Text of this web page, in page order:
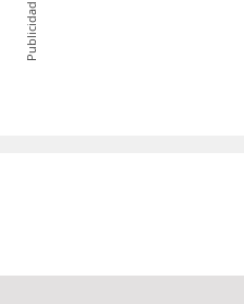
Publicidad